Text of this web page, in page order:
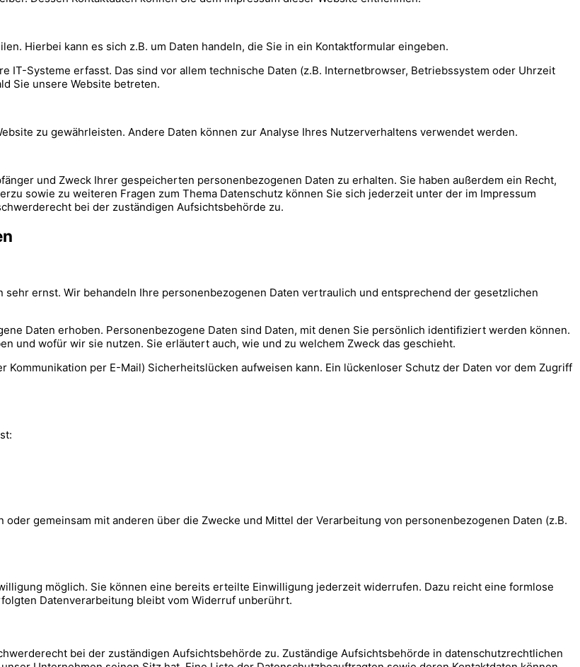
Hierbei kann es sich z.B. um Daten handeln, die Sie in ein Kontaktformular eingeben.
IT-Systeme erfasst. Das sind vor allem technische Daten (z.B. Internetbrowser, Betriebssystem oder Uhrzeit
Sie unsere Website betreten.
zu gewährleisten. Andere Daten können zur Analyse Ihres Nutzerverhaltens verwendet werden.
und Zweck Ihrer gespeicherten personenbezogenen Daten zu erhalten. Sie haben außerdem ein Recht,
sowie zu weiteren Fragen zum Thema Datenschutz können Sie sich jederzeit unter der im Impressum
bei der zuständigen Aufsichtsbehörde zu.
ernst. Wir behandeln Ihre personenbezogenen Daten vertraulich und entsprechend der gesetzlichen
Daten erhoben. Personenbezogene Daten sind Daten, mit denen Sie persönlich identifiziert werden können.
und wofür wir sie nutzen. Sie erläutert auch, wie und zu welchem Zweck das geschieht.
per E-Mail) Sicherheitslücken aufweisen kann. Ein lückenloser Schutz der Daten vor dem Zugriff
gemeinsam mit anderen über die Zwecke und Mittel der Verarbeitung von personenbezogenen Daten (z.B.
möglich. Sie können eine bereits erteilte Einwilligung jederzeit widerrufen. Dazu reicht eine formlose
Datenverarbeitung bleibt vom Widerruf unberührt.
bei der zuständigen Aufsichtsbehörde zu. Zuständige Aufsichtsbehörde in datenschutzrechtlichen